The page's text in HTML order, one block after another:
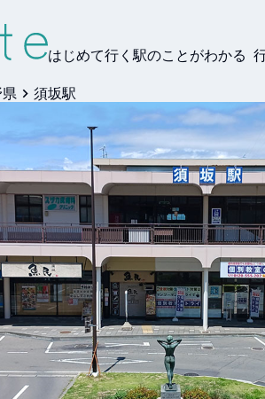
はじめて行く駅のことがわかる
須坂駅